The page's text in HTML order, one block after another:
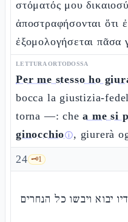
στόματός μου
ἀποστραφήσονται ὅτι
ἐξομολογήσεται
LETTURA ORTODOSSA
Per me stesso ho
bocca la giustizia-
torna —: chea me si
ginocchioⓘ, giurerà
24 🗝️1
יבוא ויבשו כל הנחרים